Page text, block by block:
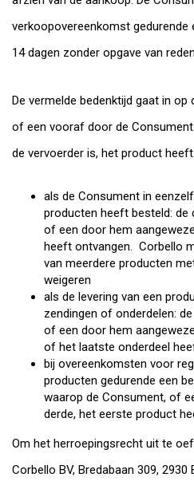
verkoopovereenkomst gedurende
14 dagen zonder opgave van
De vermelde bedenktijd gaat in
of een vooraf door de
de vervoerder is, het product
als de Consument in
producten heeft besteld: de
of een door hem
heeft ontvangen. Corbello
van meerdere producten
weigeren
als de levering van een
zendingen of onderdelen:
of een door hem
of het laatste onderdeel
bij overeenkomsten voor
producten gedurende een
waarop de Consument, of
derde, het eerste product
Om het herroepingsrecht uit te
Corbello BV, Bredabaan 309,